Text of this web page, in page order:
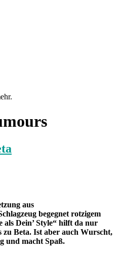
aus
begegnet rotzigem
als Dein’ Style“ hilft da nur
zu Beta. Ist aber auch Wurscht,
und macht Spaß.